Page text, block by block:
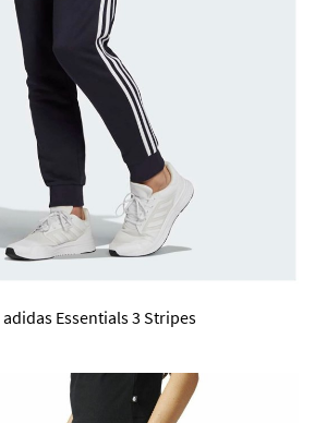
Essentials 3 Stripes